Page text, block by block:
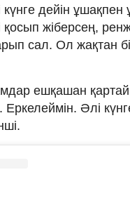
дейін
жіберсең,
сал. Ол жақтан
ешқашан
Еркелеймін. Әлі